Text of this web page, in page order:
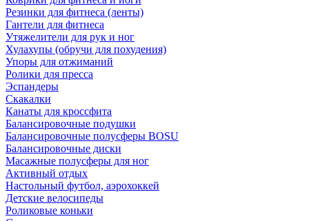
Резинки для фитнеса (ленты)
Гантели для фитнеса
Утяжелители для рук и ног
Хулахупы (обручи для похудения)
Упоры для отжиманий
Ролики для пресса
Эспандеры
Скакалки
Канаты для кроссфита
Балансировочные подушки
Балансировочные полусферы BOSU
Балансировочные диски
Масажные полусферы для ног
Активный отдых
Настольный футбол, аэрохоккей
Детские велосипеды
Роликовые коньки